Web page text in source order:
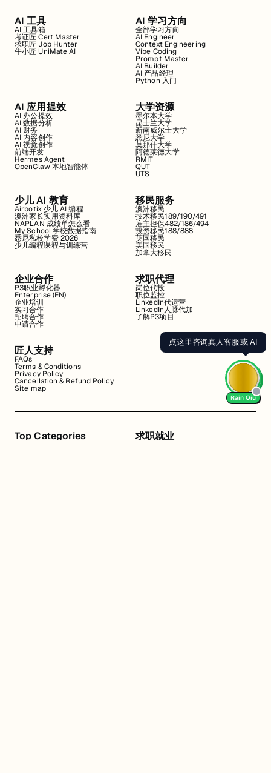
AI 工具
AI 工具箱
考证匠 Cert Master
求职匠 Job Hunter
牛小匠 UniMate AI
AI 学习方向
全部学习方向
AI Engineer
Context Engineering
Vibe Coding
Prompt Master
AI Builder
AI 产品经理
Python 入门
AI 应用提效
AI 办公提效
AI 数据分析
AI 财务
AI 内容创作
AI 视觉创作
前端开发
Hermes Agent
OpenClaw 本地智能体
大学资源
墨尔本大学
昆士兰大学
新南威尔士大学
悉尼大学
莫那什大学
阿德莱德大学
RMIT
QUT
UTS
少儿 AI 教育
Airbotix 少儿 AI 编程
澳洲家长实用资料库
NAPLAN 成绩单怎么看
My School 学校数据指南
悉尼私校学费 2026
少儿编程课程与训练营
移民服务
澳洲移民
技术移民189/190/491
雇主担保482/186/494
投资移民188/888
英国移民
美国移民
加拿大移民
企业合作
P3职业孵化器
Enterprise (EN)
企业培训
实习合作
招聘合作
申请合作
求职代理
岗位代投
职位监控
LinkedIn代运营
LinkedIn人脉代加
了解P3项目
匠人支持
FAQs
Terms & Conditions
Privacy Policy
Cancellation & Refund Policy
Site map
Top Categories 求职就业
点这里咨询真人客服或 AI
Rain Qiu